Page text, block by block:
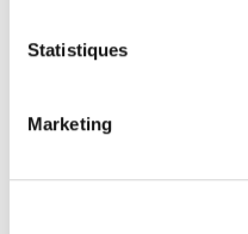
Statistiques
Marketing
eta ELA eta manu